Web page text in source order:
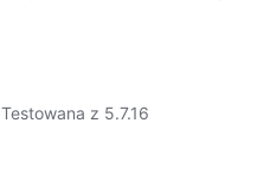
Testowana z 5.7.16